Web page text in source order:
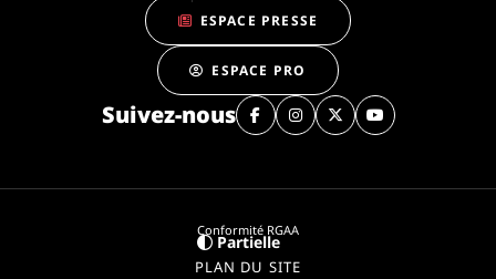
ESPACE PRESSE
ESPACE PRO
Suivez-nous
Conformité RGAA
Partielle
PLAN DU SITE